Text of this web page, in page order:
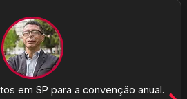
em SP para a convenção anual.